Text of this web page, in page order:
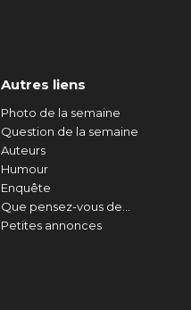
Autres liens
Photo de la semaine
Question de la semaine
Auteurs
Humour
Enquête
Que pensez-vous de...
Petites annonces